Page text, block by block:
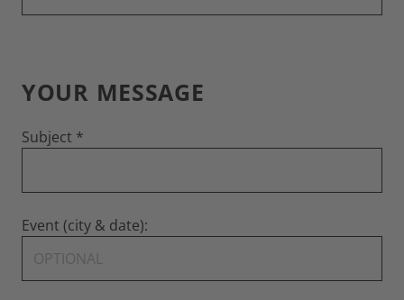
YOUR MESSAGE
Subject
Event (city & date):